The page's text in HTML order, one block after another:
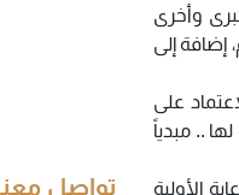
(عام وخاص)، و 4 غرف عمليات كبرى وأخرى
إضافة إلى
على
.. مبدياً
الأولية
تواصل